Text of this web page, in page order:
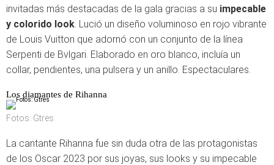
invitadas más destacadas de la gala gracias a su impecable
y colorido look. Lució un diseño voluminoso en rojo vibrante
de Louis Vuitton que adornó con un conjunto de la línea
Serpenti de Bvlgari. Elaborado en oro blanco, incluía un
collar, pendientes, una pulsera y un anillo. Espectaculares.
Los diamantes de Rihanna
Fotos: Gtres
La cantante Rihanna fue sin duda otra de las protagonistas
de los Oscar 2023 por sus joyas, sus looks y su impecable